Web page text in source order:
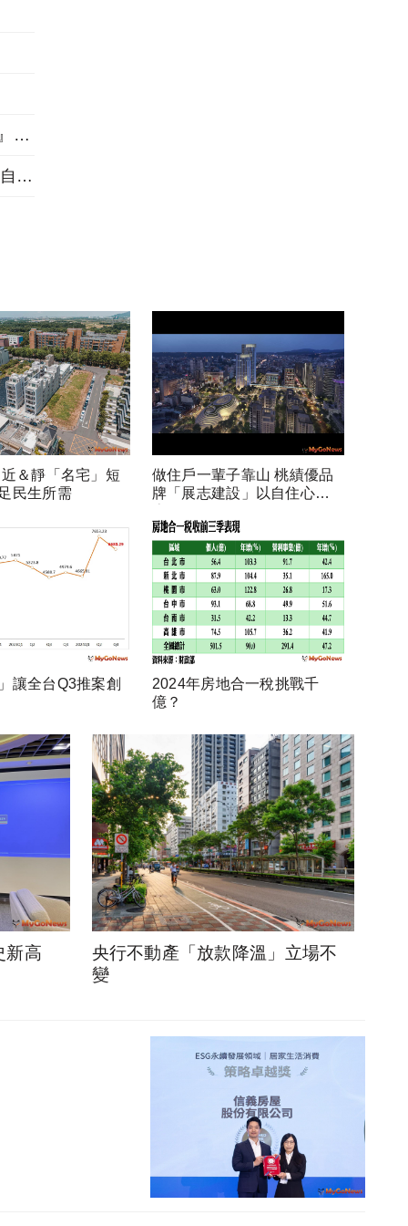
三重左岸1563坪指標大案『新濠漾III巴黎公園』熱銷開工
做住戶一輩子靠山 桃績優品牌「展志建設」以自住心蓋房
＆靜「名宅」短
民生所需
做住戶一輩子靠山 桃績優品
牌「展志建設」以自住心蓋
讓全台Q3推案創
2024年房地合一稅挑戰千
億？
新高
央行不動產「放款降溫」立場不
變